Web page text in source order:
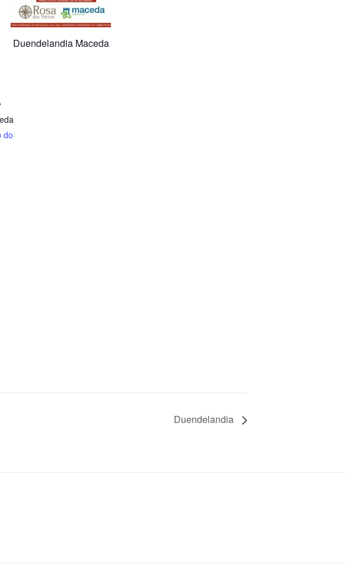
Duendelandia Maceda
do
Duendelandia